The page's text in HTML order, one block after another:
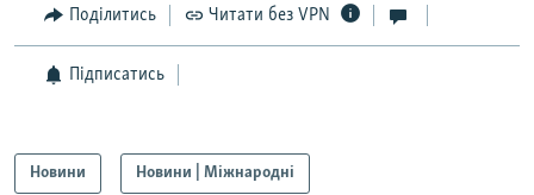
Поділитись Читати без VPN
Підписатись
Новини Новини | Міжнародні